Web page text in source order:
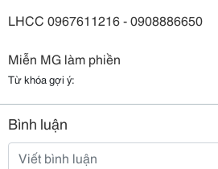
LHCC 0967611216 - 0908886650
Miễn MG làm phiền
Từ khóa gợi ý:
Bình luận